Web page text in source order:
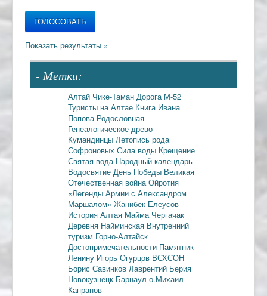
- Метки:
Алтай Чике-Таман Дорога М-52
Туристы на Алтае Книга Ивана
Попова Родословная
Генеалогическое древо
Кумандинцы Летопись рода
Софроновых Сила воды Крещение
Святая вода Народный календарь
Водосвятие День Победы Великая
Отечественная война Ойротия
«Легенды Армии с Александром
Маршалом» Жанибек Елеусов
История Алтая Майма Чергачак
Деревня Найминская Внутренний
туризм Горно-Алтайск
Достопримечательности Памятник
Ленину Игорь Огурцов ВСХСОН
Борис Савинков Лаврентий Берия
Новокузнецк Барнаул о.Михаил
Капранов